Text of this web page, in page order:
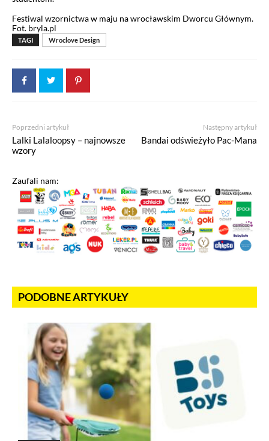
Festiwal wzornictwa w maju na wrocławskim Dworcu Głównym.
Fot. bryla.pl
TAGI Wroclove Design
Poprzedni artykuł
Lalki Lalaloopsy – najnowsze
wzory
Następny artykuł
Bandai odświeżyło Pac-Mana
Zaufali nam:
PODOBNE ARTYKUŁY